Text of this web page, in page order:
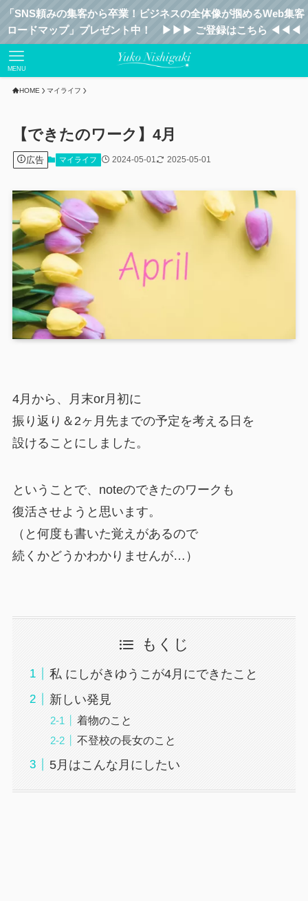
「SNS頼みの集客から卒業！ビジネスの全体像が掴めるWeb集客
ロードマップ」プレゼント中！ ▶︎▶︎▶︎ ご登録はこちら ◀︎◀︎◀︎
MENU
HOME マイライフ
【できたのワーク】4月
広告 マイライフ 2024-05-01 2025-05-01
4月から、月末or月初に
振り返り＆2ヶ月先までの予定を考える日を
設けることにしました。
ということで、noteのできたのワークも
復活させようと思います。
（と何度も書いた覚えがあるので
続くかどうかわかりませんが…）
もくじ
私 にしがきゆうこが4月にできたこと
新しい発見
着物のこと
不登校の長女のこと
5月はこんな月にしたい